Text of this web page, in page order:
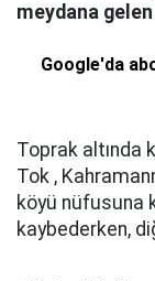
meydana
Google'da
Toprak altında
Tok ,
köyü nüfusuna
kaybederken,